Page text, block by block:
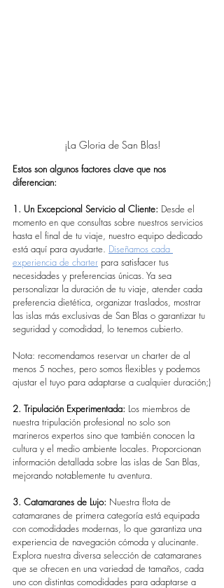
¡La Gloria de San Blas!
Estos son algunos factores clave que nos
diferencian:
1. Un Excepcional Servicio al Cliente: Desde el
momento en que consultas sobre nuestros servicios
hasta el final de tu viaje, nuestro equipo dedicado
está aquí para ayudarte. Diseñamos cada
experiencia de charter para satisfacer tus
necesidades y preferencias únicas. Ya sea
personalizar la duración de tu viaje, atender cada
preferencia dietética, organizar traslados, mostrar
las islas más exclusivas de San Blas o garantizar tu
seguridad y comodidad, lo tenemos cubierto.
Nota: recomendamos reservar un charter de al
menos 5 noches, pero somos flexibles y podemos
ajustar el tuyo para adaptarse a cualquier duración;)
2. Tripulación Experimentada: Los miembros de
nuestra tripulación profesional no solo son
marineros expertos sino que también conocen la
cultura y el medio ambiente locales. Proporcionan
información detallada sobre las islas de San Blas,
mejorando notablemente tu aventura.
3. Catamaranes de Lujo: Nuestra flota de
catamaranes de primera categoría está equipada
con comodidades modernas, lo que garantiza una
experiencia de navegación cómoda y alucinante.
Explora nuestra diversa selección de catamaranes
que se ofrecen en una variedad de tamaños, cada
uno con distintas comodidades para adaptarse a